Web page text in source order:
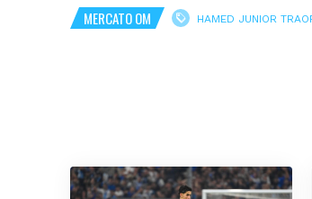
MERCATO OM HAMED JUNIOR